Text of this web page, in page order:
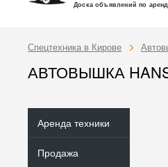
Доска объявлений по
Спецтехника в Кирове
АВТОВЫШКА
Аренда техники
Продажа